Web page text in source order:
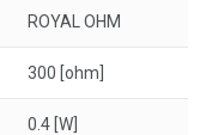
ROYAL OHM
300 [ohm]
0.4 [W]